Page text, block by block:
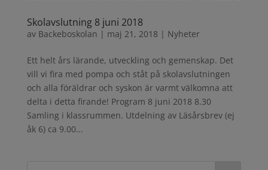
Skolavslutning 8 juni 2018
av Backeboskolan | maj 21, 2018 | Nyheter
Ett helt års lärande, utveckling och gemenskap. Det
vill vi fira med pompa och ståt på skolavslutningen
och alla föräldrar och syskon är varmt välkomna att
delta i detta firande! Program 8 juni 2018 8.30
Samling i klassrummen. Utdelning av Läsårsbrev (ej
åk 6) ca 9.00...